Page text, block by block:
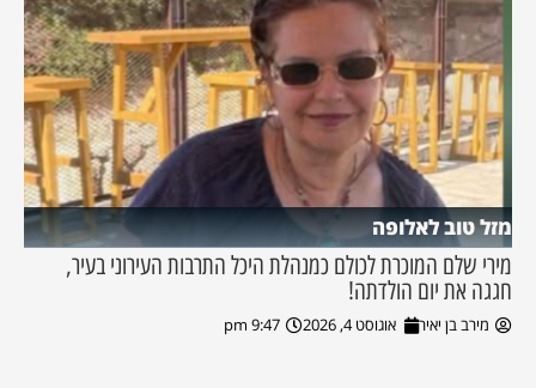
מזל טוב לאלופה
מירי שלם המוכרת לכולם כמנהלת היכל התרבות העירוני בעיר,
חגגה את יום הולדתה!
מירב בן יאיר אוגוסט 4, 2026 9:47 pm